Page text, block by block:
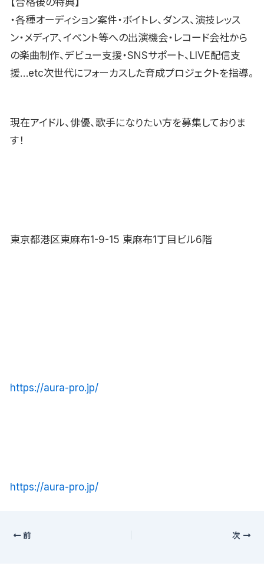
【合格後の特典】
・各種オーディション案件・ボイトレ、ダンス、演技レッス
ン・メディア、イベント等への出演機会・レコード会社から
の楽曲制作、デビュー支援・SNSサポート、LIVE配信支
援…etc次世代にフォーカスした育成プロジェクトを指導。
現在アイドル、俳優、歌手になりたい方を募集しておりま
す！
東京都港区東麻布1-9-15 東麻布1丁目ビル6階
https://aura-pro.jp/
https://aura-pro.jp/
前 次